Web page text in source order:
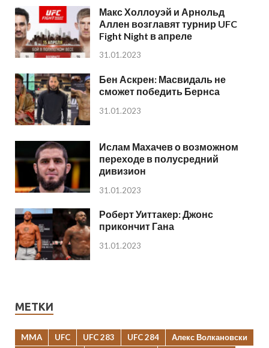
Макс Холлоуэй и Арнольд
Аллен возглавят турнир UFC
Fight Night в апреле
31.01.2023
Бен Аскрен: Масвидаль не
сможет победить Бернса
31.01.2023
Ислам Махачев о возможном
переходе в полусредний
дивизион
31.01.2023
Роберт Уиттакер: Джонс
прикончит Гана
31.01.2023
МЕТКИ
MMA UFC UFC 283 UFC 284
Алекс Волкановски